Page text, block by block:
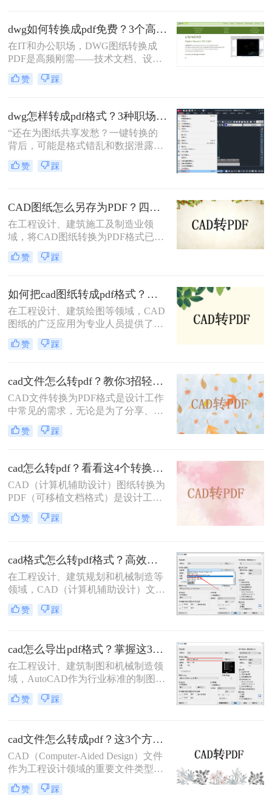
防篡改的刚性需求。
dwg如何转换成pdf免费？3个高效精准方法，职场人亲测无坑！
在IT和办公职场，DWG图纸转换成
PDF是高频刚需——技术文档、设计
稿、项目报告常需PDF格式分享或打
印。但市面上多数工具转换不精准
（需装软件、调参数），甚至收费陷
阱频出。作为深耕办公软件测评7年
的小编，我亲测了20+方案，排除
WPS、命令行、迅捷等工具，只聚焦
真正免费、有效、安全的路径。今天
分享3个方法，助你告别“转换焦虑”，
赞 踩
dwg怎样转成pdf格式？3种职场人必备的高效方法，最后一招绝了！
“还在为图纸共享发愁？一键转换的
背后，可能是格式错乱和数据泄露的
双重陷阱。” 作为从业多年的办公软
件测评博主，我见过太多人因选错转
赞 踩
CAD图纸怎么另存为PDF？四种简单实用的方法推荐
在工程设计、建筑施工及制造业领
域，将CAD图纸转换为PDF格式已成
为日常工作的标准流程。PDF格式凭
借跨平台兼容性强、文件体积适中、
优势，被广泛应用于图纸提交、客户
审阅、档案存档及移动设备查看等场
景。
赞 踩
如何把cad图纸转成pdf格式？这四种方法轻松转换！
在工程设计、建筑绘图等领域，CAD
图纸的广泛应用为专业人员提供了极
大的便利。然而，有时我们需要将
CAD图纸转换成PDF格式，以便在不
打印。PDF格式因其跨平台性、一致
性和不可编辑性等特点，成为了理想
的转换格式。那么如何把cad图纸转成
pdf格式呢？本文将介绍四种将CAD
图纸转换成PDF格式的实用方法。
赞 踩
cad文件怎么转pdf？教你3招轻松解决！
CAD文件转换为PDF格式是设计工作
中常见的需求，无论是为了分享、存
档还是打印，PDF格式都能提供高质
量的输出。那么CAD文件怎么转PDF
为PDF的方法。
赞 踩
cad怎么转pdf？看看这4个转换方法！
CAD（计算机辅助设计）图纸转换为
PDF（可移植文档格式）是设计工作
中常见的需求。PDF格式不仅具有良
好的兼容性和可读性，还能有效保护
图纸转换为PDF的高效方法。
赞 踩
cad格式怎么转pdf格式？高效的五大方法详解！
在工程设计、建筑规划和机械制造等
领域，CAD（计算机辅助设计）文件
是传递设计思想的核心载体。然而，
当需要向客户、评审方或非技术背景
是最佳选择。此时，PDF（便携式文
档格式）以其跨平台、格式固定、易
于查看且体积小巧的优势，成为分享
和归档图纸的首选。
赞 踩
cad怎么导出pdf格式？掌握这3招就够了！
在工程设计、建筑制图和机械制造领
域，AutoCAD作为行业标准的制图软
件，其生成的DWG文件是工作的核
心。然而，在文件交付、图纸审查、
的特性，成为了无可替代的交换媒
介。掌握在AutoCAD中高效、高质量
地导出PDF，是每一位CAD用户的必
备技能。那么cad怎么导出pdf格式
呢？
赞 踩
cad文件怎么转成pdf？这3个方法可以一试！
CAD（Computer-Aided Design）文件
作为工程设计领域的重要文件类型，
经常需要转换为PDF（Portable
Document Format）格式以便于共享、
赞 踩